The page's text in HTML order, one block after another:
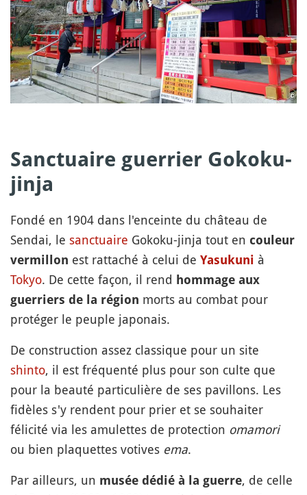
Sanctuaire guerrier Gokoku-
jinja
Fondé en 1904 dans l'enceinte du château de
Sendai, le sanctuaire Gokoku-jinja tout en couleur
vermillon est rattaché à celui de Yasukuni à
Tokyo. De cette façon, il rend hommage aux
guerriers de la région morts au combat pour
protéger le peuple japonais.
De construction assez classique pour un site
shinto, il est fréquenté plus pour son culte que
pour la beauté particulière de ses pavillons. Les
fidèles s'y rendent pour prier et se souhaiter
félicité via les amulettes de protection omamori
ou bien plaquettes votives ema.
Par ailleurs, un musée dédié à la guerre, de celle